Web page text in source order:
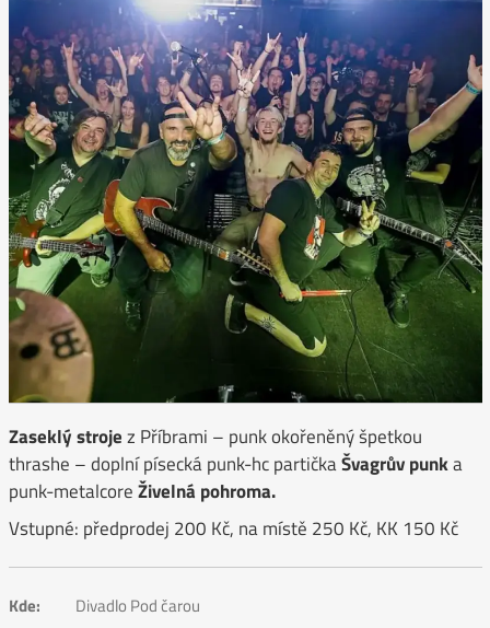
Zaseklý strojez Příbrami – punk okořeněný špetkou
thrashe – doplní písecká punk-hc partičkaŠvagrův punka
punk-metalcoreŽivelná pohroma.
Vstupné: předprodej 200 Kč, na místě 250 Kč, KK 150 Kč
Kde: Divadlo Pod čarou